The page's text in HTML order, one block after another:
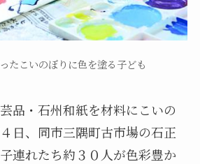
たこいのぼりに色を塗る子ども
品・石州和紙を材料にこいの
日、同市三隅町古市場の石正
連れたち約３０人が色彩豊か